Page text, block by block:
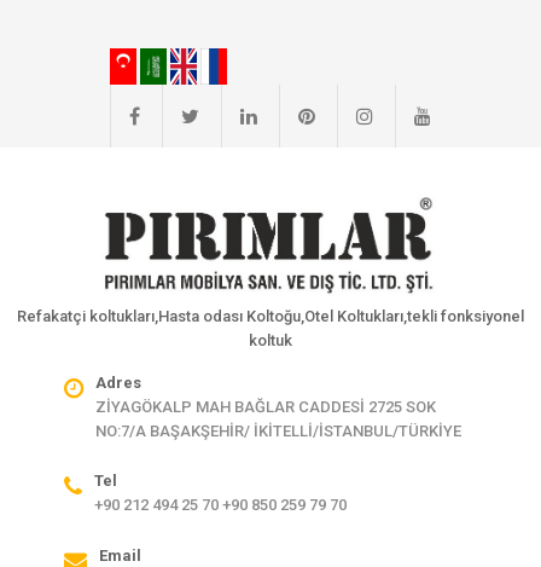
Refakatçi koltukları,Hasta odası Koltoğu,Otel Koltukları,tekli fonksiyonel
koltuk
Adres
ZİYAGÖKALP MAH BAĞLAR CADDESİ 2725 SOK
NO:7/A BAŞAKŞEHİR/ İKİTELLİ/İSTANBUL/TÜRKİYE
Tel
+90 212 494 25 70 +90 850 259 79 70
Email